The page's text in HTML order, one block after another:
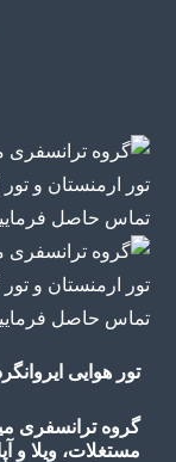
تور هوایی
گروه ترانسفری
مستغلات، ویلا و